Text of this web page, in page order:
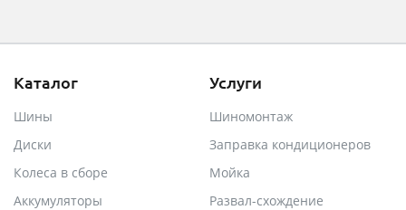
Каталог
Шины
Диски
Колеса в сборе
Аккумуляторы
Услуги
Шиномонтаж
Заправка кондиционеров
Мойка
Развал-схождение